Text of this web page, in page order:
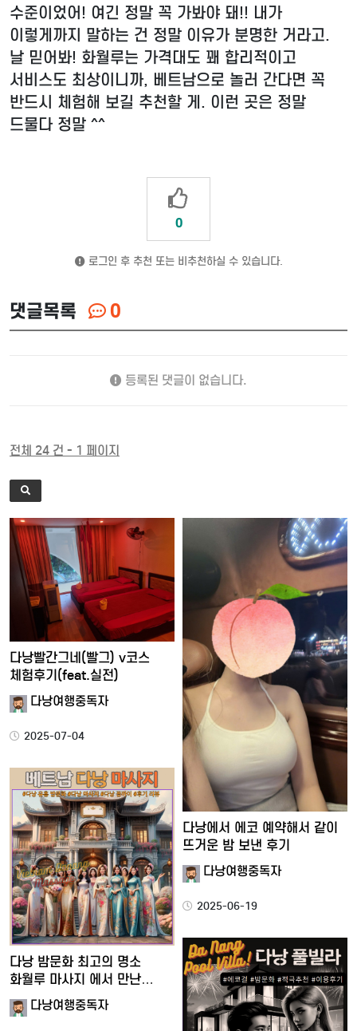
수준이었어! 여긴 정말 꼭 가봐야 돼!! 내가
이렇게까지 말하는 건 정말 이유가 분명한 거라고.
날 믿어봐! 화월루는 가격대도 꽤 합리적이고
서비스도 최상이니까, 베트남으로 놀러 간다면 꼭
반드시 체험해 보길 추천할 게. 이런 곳은 정말
드물다 정말 ^^
0
로그인 후 추천 또는 비추천하실 수 있습니다.
댓글목록 0
등록된 댓글이 없습니다.
전체 24 건 - 1 페이지
다낭빨간그네(빨그) v코스
체험후기(feat.실전)
다낭여행중독자
2025-07-04
다낭에서 에코 예약해서 같이
뜨거운 밤 보낸 후기
다낭여행중독자
2025-06-19
다낭 밤문화 최고의 명소
화월루 마사지 에서 만난
판타…다낭여행중독자